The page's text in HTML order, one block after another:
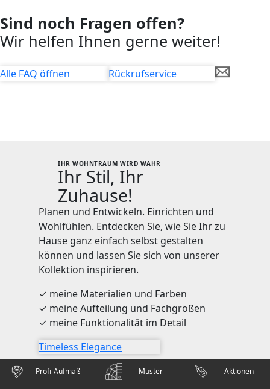
Sind noch Fragen offen?
Wir helfen Ihnen gerne weiter!
Alle FAQ öffnen Rückrufservice
IHR WOHNTRAUM WIRD WAHR
Ihr Stil, Ihr
Zuhause!
Planen und Entwickeln. Einrichten und
Wohlfühlen. Entdecken Sie, wie Sie Ihr zu
Hause ganz einfach selbst gestalten
können und lassen Sie sich von unserer
Kollektion inspirieren.
✓ meine Materialien und Farben
✓ meine Aufteilung und Fachgrößen
✓ meine Funktionalität im Detail
Timeless Elegance
Profi-Aufmaß Muster Aktionen